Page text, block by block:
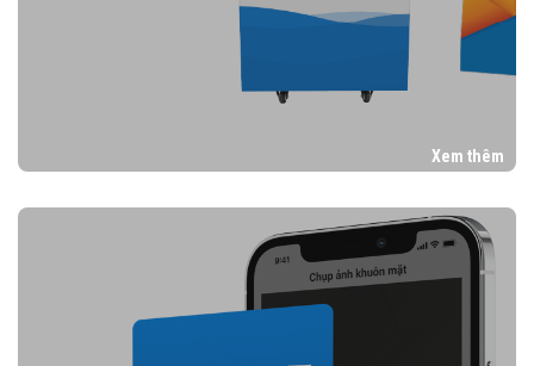
Xem thêm